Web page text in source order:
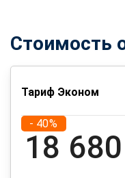
Стоимость
Тариф Эконом
- 40%
18